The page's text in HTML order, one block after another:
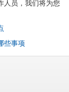
人员，我们将为您
些事项